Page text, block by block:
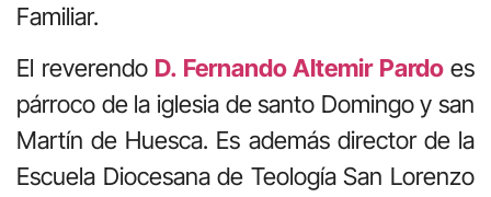
Familiar.
El reverendo D. Fernando Altemir Pardoes
párroco de la iglesia de santo Domingo y san
Martín de Huesca. Es además director de la
Escuela Diocesana de Teología San Lorenzo